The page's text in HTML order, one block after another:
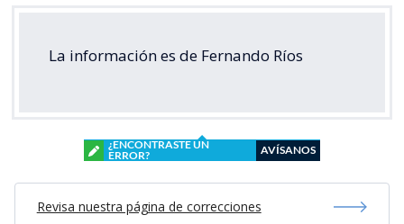
La información es de Fernando Ríos
¿ENCONTRASTE UN
ERROR?
AVÍSANOS
Revisa nuestra página de correcciones